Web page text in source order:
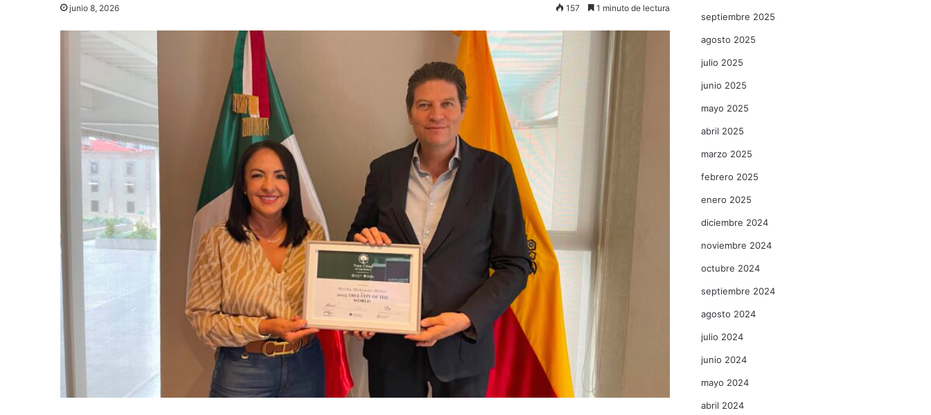
junio 8, 2026 157 1 minuto de lectura
septiembre 2025
agosto 2025
julio 2025
junio 2025
mayo 2025
abril 2025
marzo 2025
febrero 2025
enero 2025
diciembre 2024
noviembre 2024
octubre 2024
septiembre 2024
agosto 2024
julio 2024
junio 2024
mayo 2024
abril 2024